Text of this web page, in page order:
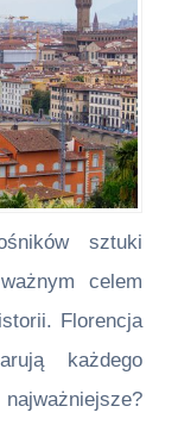
sztuki
celem
Florencja
każdego